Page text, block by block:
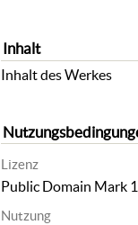
Inhalt
Inhalt des Werkes
Lizenz
Public Domain Mark
Nutzung